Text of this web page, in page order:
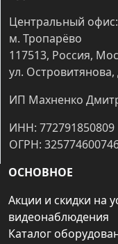
Центральный офис:
м. Тропарёво
117513, Россия,
ул. Островитянова,
ИП Махненко
ИНН: 772791850809
ОГРН:
ОСНОВНОЕ
Акции и скидки на
видеонаблюдения
Каталог